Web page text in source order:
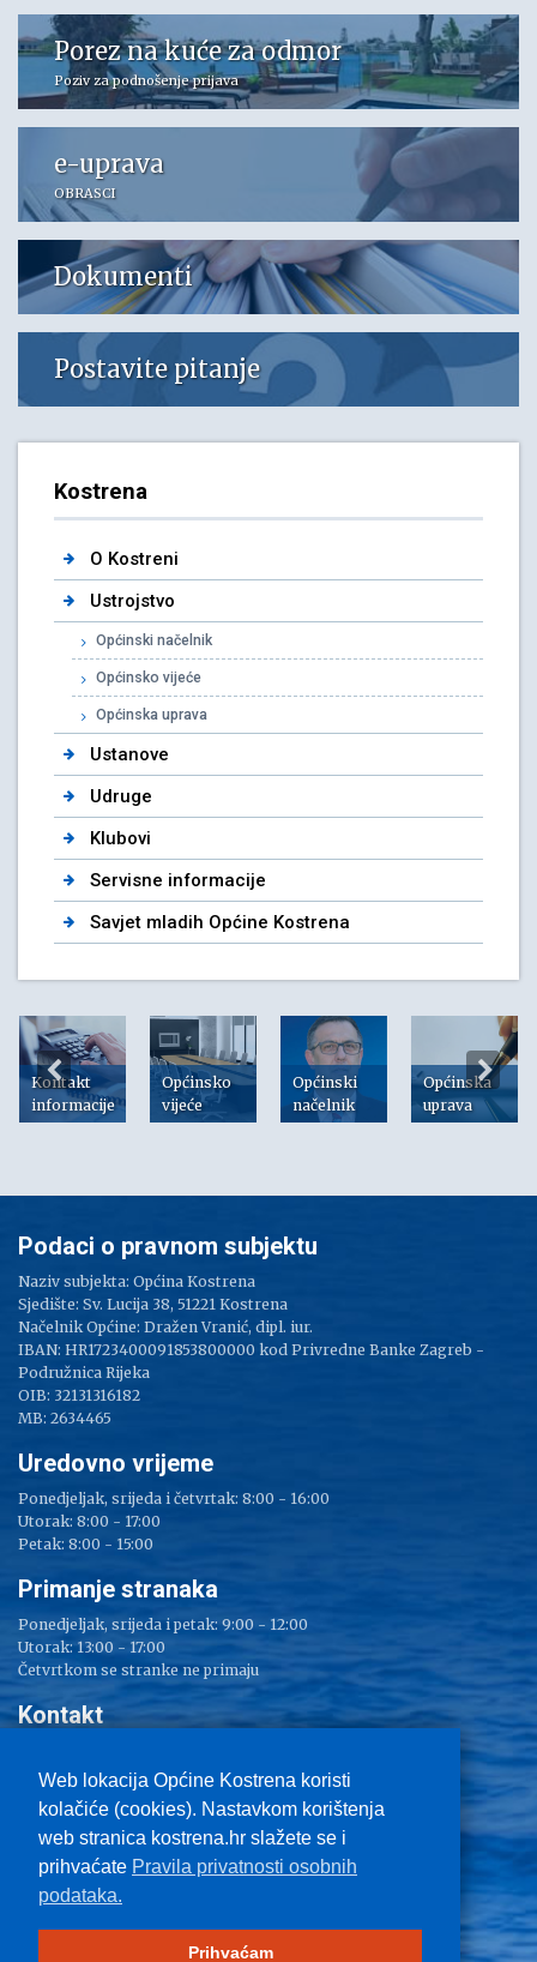
Porez na kuće za odmor
Poziv za podnošenje prijava
e-uprava
OBRASCI
Dokumenti
Postavite pitanje
Kostrena
O Kostreni
Ustrojstvo
Općinski načelnik
Općinsko vijeće
Općinska uprava
Ustanove
Udruge
Klubovi
Servisne informacije
Savjet mladih Općine Kostrena
Kontakt
informacije
Općinsko
vijeće
Općinski
načelnik
Općinska
uprava
Web lokacija Općine Kostrena koristi
kolačiće (cookies). Nastavkom korištenja
web stranica kostrena.hr slažete se i
prihvaćate Pravila privatnosti osobnih
podataka.
Prihvaćam
Podaci o pravnom subjektu
Naziv subjekta: Općina Kostrena
Sjedište: Sv. Lucija 38, 51221 Kostrena
Načelnik Općine: Dražen Vranić, dipl. iur.
IBAN: HR1723400091853800000 kod Privredne Banke Zagreb -
Podružnica Rijeka
OIB: 32131316182
MB: 2634465
Uredovno vrijeme
Ponedjeljak, srijeda i četvrtak: 8:00 - 16:00
Utorak: 8:00 - 17:00
Petak: 8:00 - 15:00
Primanje stranaka
Ponedjeljak, srijeda i petak: 9:00 - 12:00
Utorak: 13:00 - 17:00
Četvrtkom se stranke ne primaju
Kontakt
Tel: 051/ 209 000
Fax: 051/ 289 400
E-mail:kostrena@kostrena.hr
Kontakt informacije
Uvjeti korištenja
Pravo na pristup informacijama
Zaštita privatnosti